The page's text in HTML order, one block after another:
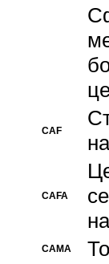
CAF
CAFA
CAMA